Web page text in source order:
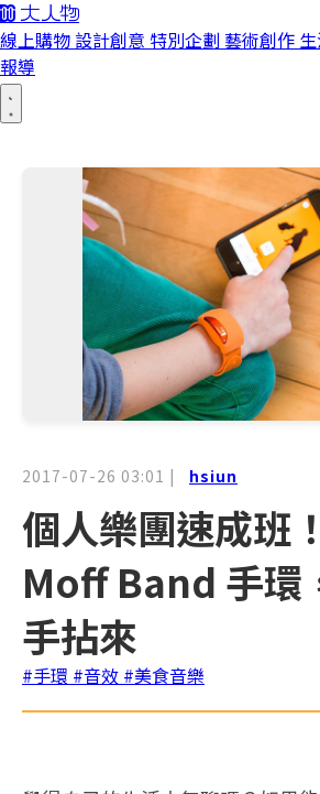
線上購物 設計創意 特別企劃 藝術創作
報導
2017-07-26 03:01 | hsiun
個人樂團速成班
Moff Band 手環
手拈來
#手環 #音效 #美食音樂